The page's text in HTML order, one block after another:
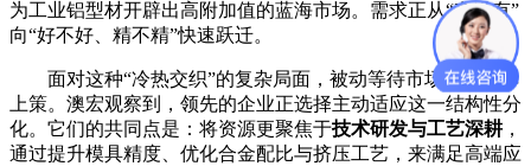
为工业铝型材开辟出高附加值的蓝海市场。需求正从“有没有”
向“好不好、精不精”快速跃迁。
面对这种“冷热交织”的复杂局面，被动等待市场回暖并非
上策。澳宏观察到，领先的企业正选择主动适应这一结构性分
化。它们的共同点是：将资源更聚焦于技术研发与工艺深耕，
通过提升模具精度、优化合金配比与挤压工艺，来满足高端应